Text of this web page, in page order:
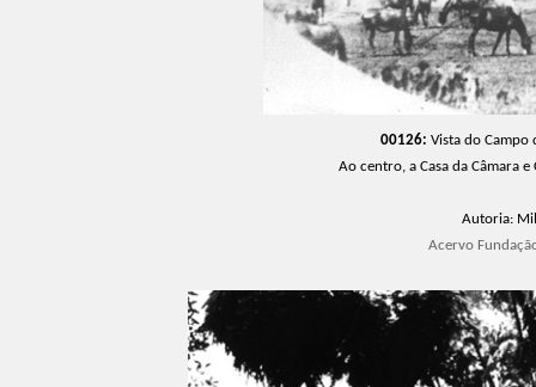
00126:Vista do Campo
Ao centro, a Casa da Câmara
Autoria:
Acervo